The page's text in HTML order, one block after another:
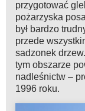
przygotować
pożarzyska
był bardzo
przede
sadzonek
tym obszarze
nadleśnictw –
1996 roku.